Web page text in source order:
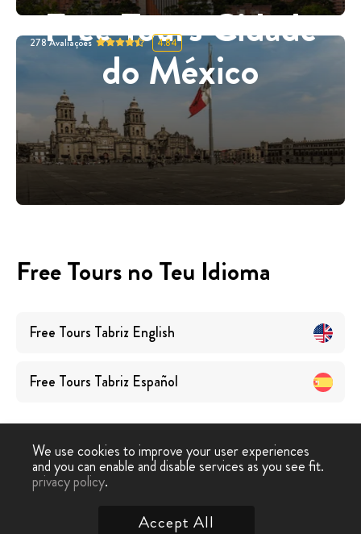
Free Tours Cidade
do México
278 Avaliações 4.84
Free Tours no Teu Idioma
Free Tours Tabriz English
Free Tours Tabriz Español
Free Walking Tour
We use cookies to improve your user experiences
and you can enable and disable services as you see fit.
privacy policy.
Accept All